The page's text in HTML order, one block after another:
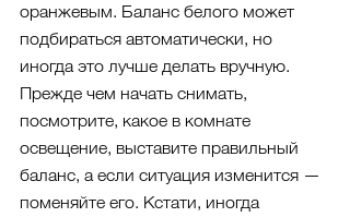
оранжевым. Баланс белого может
подбираться автоматически, но
иногда это лучше делать вручную.
Прежде чем начать снимать,
посмотрите, какое в комнате
освещение, выставите правильный
баланс, а если ситуация изменится —
поменяйте его. Кстати, иногда